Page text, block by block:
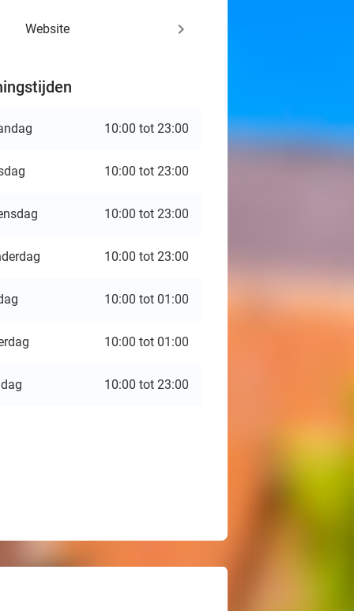
Website keyboard_arrow_right
10:00 tot 23:00
10:00 tot 23:00
10:00 tot 23:00
10:00 tot 23:00
10:00 tot 01:00
10:00 tot 01:00
10:00 tot 23:00